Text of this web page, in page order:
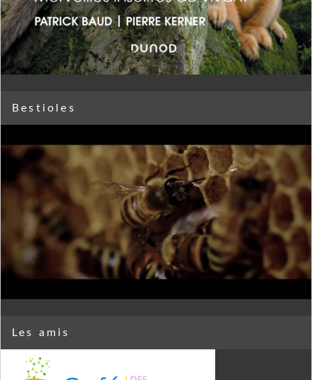
Bestioles
Les amis